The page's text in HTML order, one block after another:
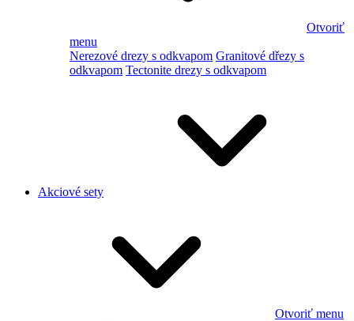
Otvoriť
menu
Nerezové drezy s odkvapom Granitové dřezy s
odkvapom Tectonite drezy s odkvapom
Akciové sety
Otvoriť menu